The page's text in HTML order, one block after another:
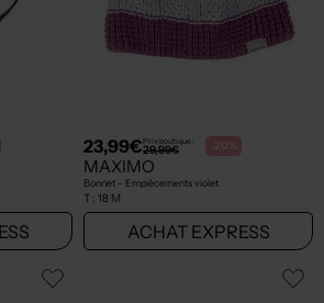
23,99€Prix boutique :
29,99€ -20%
MAXIMO
Bonnet - Empiècements violet
T : 18 M
ACHAT EXPRESS